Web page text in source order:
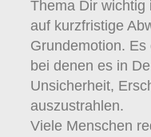
Thema Dir wichtig
auf kurzfristige
Grundemotion.
bei denen es in
Unsicherheit,
auszustrahlen.
Viele Menschen